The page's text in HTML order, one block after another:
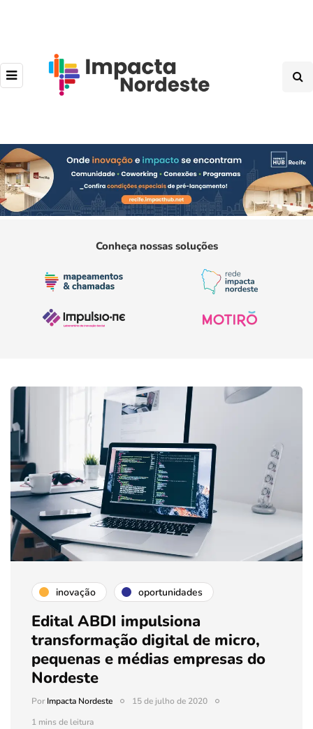
Conheça nossas soluções
inovação oportunidades
Edital ABDI impulsiona
transformação digital de micro,
pequenas e médias empresas do
Nordeste
PorImpacta Nordeste
15 de julho de 2020
1 mins de leitura